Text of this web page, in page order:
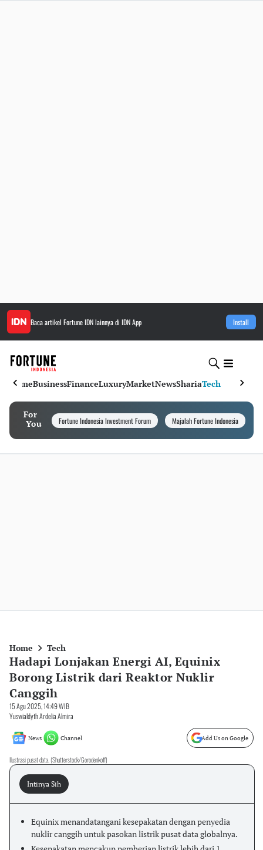
Baca artikel Fortune IDNlainnya di IDN App Install
HomeBusinessFinanceLuxuryMarketNewsShariaTech
For
You
Fortune Indonesia Investment Forum Majalah Fortune Indonesia
Home Tech
Hadapi Lonjakan Energi AI, Equinix
Borong Listrik dari Reaktor Nuklir
Canggih
15 Agu 2025, 14:49 WIB
Yuswialdyth Ardelia Almira
News Channel Add Us on Google
Ilustrasi pusat data. (Shutterstock/Gorodenkoff)
Intinya Sih
Equinix menandatangani kesepakatan dengan penyedia
nuklir canggih untuk pasokan listrik pusat data globalnya.